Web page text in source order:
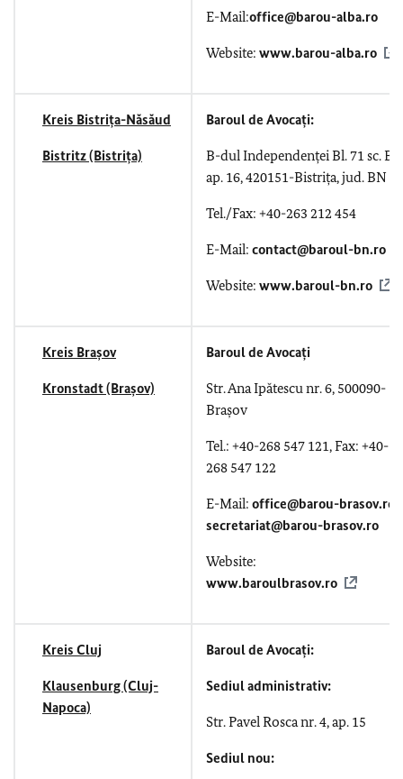
E-Mail:office@barou-alba.ro
Website: www.barou-alba.ro
Kreis Bistrița-Năsăud
Bistritz (Bistrița)
Baroul de Avocați:
B-dul Independenței Bl. 71 sc.B,
ap. 16, 420151-Bistrița, jud. BN
Tel./Fax: +40-263 212 454
E-Mail: contact@baroul-bn.ro
Website: www.baroul-bn.ro
Kreis Brașov
Kronstadt (Brașov)
Baroul de Avocați
Str. Ana Ipătescu nr. 6, 500090-
Brașov
Tel.: +40-268 547 121, Fax: +40-
268 547 122
E-Mail: office@barou-brasov.ro
secretariat@barou-brasov.ro
Website:
www.baroulbrasov.ro
Kreis Cluj
Klausenburg (Cluj-
Napoca)
Baroul de Avocați:
Sediul administrativ:
Str. Pavel Rosca nr. 4, ap. 15
Sediul nou: